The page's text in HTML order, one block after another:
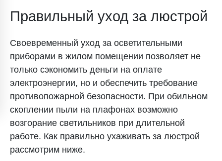
Правильный уход за люстрой
Своевременный уход за осветительными
приборами в жилом помещении позволяет не
только сэкономить деньги на оплате
электроэнергии, но и обеспечить требование
противопожарной безопасности. При обильном
скоплении пыли на плафонах возможно
возгорание светильников при длительной
работе. Как правильно ухаживать за люстрой
рассмотрим ниже.